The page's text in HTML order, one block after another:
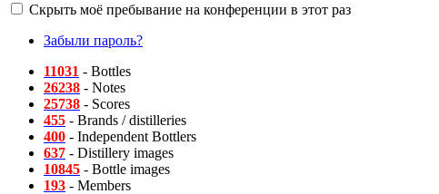
Скрыть моё пребывание на конференции в этот раз
Забыли пароль?
11031 - Bottles
26238 - Notes
25738 - Scores
455 - Brands / distilleries
400 - Independent Bottlers
637 - Distillery images
10845 - Bottle images
193 - Members